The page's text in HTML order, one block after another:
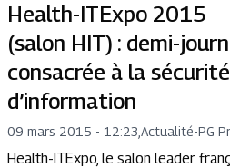
Health-ITExpo 2015
(salon HIT) : demi-
consacrée à la
d’information
09 mars 2015 - 12:23 Actualité-PG
Health-ITExpo, le salon leader